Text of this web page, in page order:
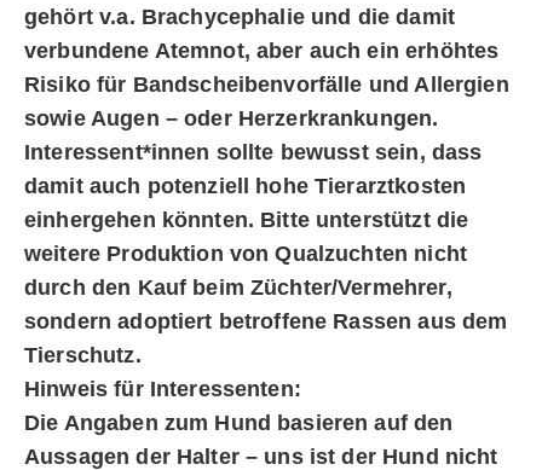
gehört v.a. Brachycephalie und die damit
verbundene Atemnot, aber auch ein erhöhtes
Risiko für Bandscheibenvorfälle und Allergien
sowie Augen – oder Herzerkrankungen.
Interessent*innen sollte bewusst sein, dass
damit auch potenziell hohe Tierarztkosten
einhergehen könnten. Bitte unterstützt die
weitere Produktion von Qualzuchten nicht
durch den Kauf beim Züchter/Vermehrer,
sondern adoptiert betroffene Rassen aus dem
Tierschutz.
Hinweis für Interessenten:
Die Angaben zum Hund basieren auf den
Aussagen der Halter – uns ist der Hund nicht